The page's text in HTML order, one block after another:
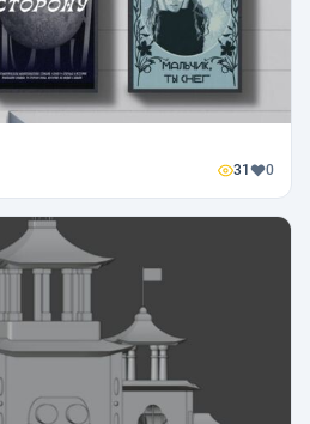
31 0